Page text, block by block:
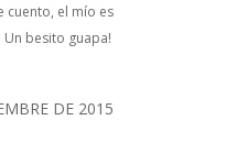
cuento, el mío es
besito guapa!
DE 2015